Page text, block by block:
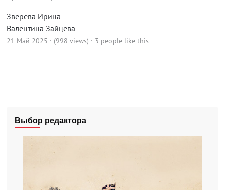
Зверева Ирина
Валентина Зайцева
21 Май 2025 · (998 views) · 3 people like this
Выбор редактора